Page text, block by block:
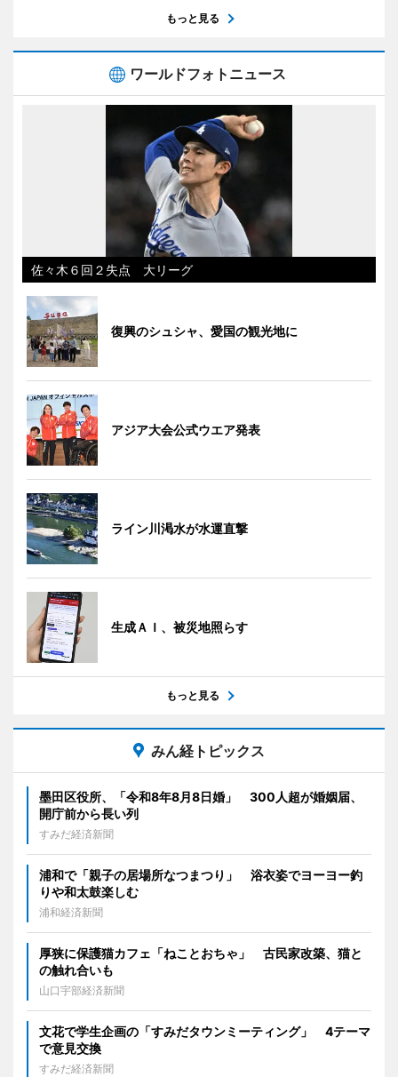
もっと見る
ワールドフォトニュース
佐々木６回２失点 大リーグ
復興のシュシャ、愛国の観光地に
アジア大会公式ウエア発表
ライン川渇水が水運直撃
生成ＡＩ、被災地照らす
もっと見る
みん経トピックス
墨田区役所、「令和8年8月8日婚」 300人超が婚姻届、
開庁前から長い列
すみだ経済新聞
浦和で「親子の居場所なつまつり」 浴衣姿でヨーヨー釣
りや和太鼓楽しむ
浦和経済新聞
厚狭に保護猫カフェ「ねことおちゃ」 古民家改築、猫と
の触れ合いも
山口宇部経済新聞
文花で学生企画の「すみだタウンミーティング」 4テーマ
で意見交換
すみだ経済新聞